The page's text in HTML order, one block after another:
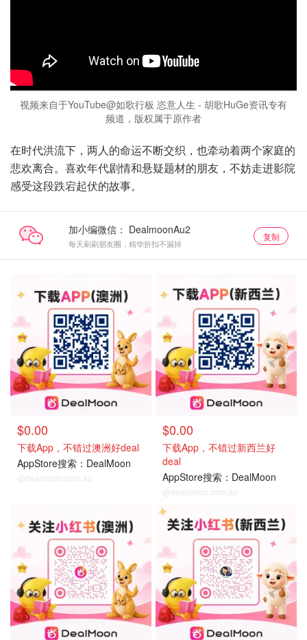
视频来自于YouTube@如歌行板 恣意人生 - 胡歌HuGe资讯专有
频道，版权属于原作者
在时代洪流下，两人的命运不断交织，也牵动着两个家庭的
悲欢离合。喜欢年代剧情和悬疑题材的朋友，不妨走进影院
感受这段跌宕起伏的故事。
加小编微信：
每天刷刷朋友圈，精华折扣不漏掉
复制
$0.00
下载App，不错过澳洲好deal
AppStore搜索：DealMoon
@dealmoon.com.au
$0.00
下载App，不错过新西兰好
deal
AppStore搜索：DealMoon
@dealmoon.com.au